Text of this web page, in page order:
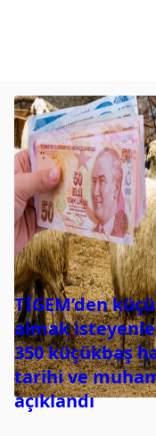
TİGEM’den
almak
350 küçükbaş
tarihi ve
açıklandı